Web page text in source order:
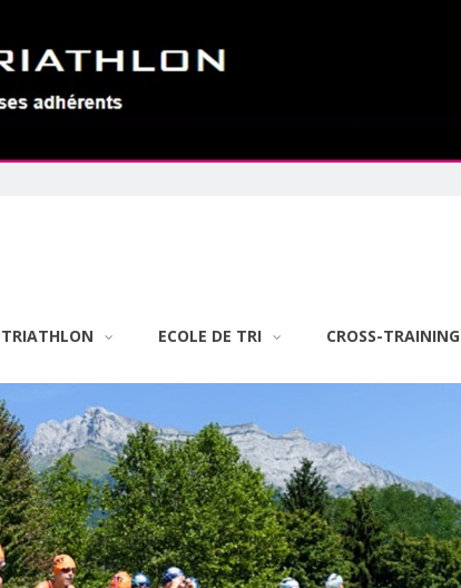
TRIATHLON ECOLE DE TRI CROSS-TRAINING